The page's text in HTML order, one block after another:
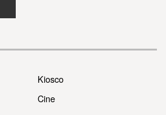
Kiosco
Cine